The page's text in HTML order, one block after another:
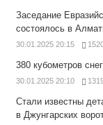
Заседание
состоялось в
30.01.2025 20:15
380 кубометров
30.01.2025 20:10
Стали известны
в Джунгарских